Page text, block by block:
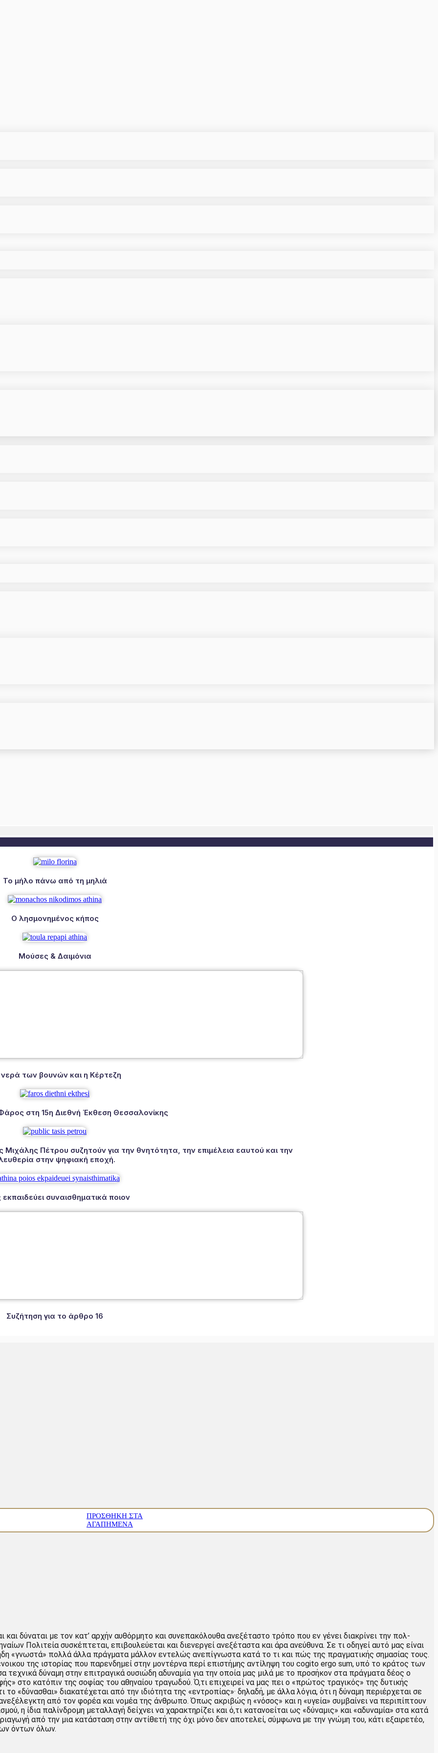
Το μήλο πάνω από τη μηλιά
Ο λησμονημένος κήπος
Μούσες & Δαιμόνια
των βουνών και η Κέρτεζη
στη 15η Διεθνή Έκθεση Θεσσαλονίκης
Πέτρου συζητούν για την θνητότητα, την επιμέλεια εαυτού και την
στην ψηφιακή εποχή.
εκπαιδεύει συναισθηματικά ποιον
Συζήτηση για το άρθρο 16
ΠΡΟΣΘΉΚΗ ΣΤΑ
ΑΓΑΠΗΜΈΝΑ
δύναται με τον κατ’ αρχήν αυθόρμητο και συνεπακόλουθα ανεξέταστο τρόπο που εν γένει διακρίνει την πολ‐
Πολιτεία συσκέπτεται, επιβουλεύεται και διενεργεί ανεξέταστα και άρα ανεύθυνα. Σε τι οδηγεί αυτό μας είναι
«γνωστά» πολλά άλλα πράγματα μάλλον εντελώς ανεπίγνωστα κατά το τι και πώς της πραγματικής σημασίας τους.
της ιστορίας που παρενδημεί στην μοντέρνα περί επιστήμης αντίληψη του cogito ergo sum, υπό το κράτος των
δύναμη στην επιτραγικά ουσιώδη αδυναμία για την οποία μας μιλά με το προσήκον στα πράγματα δέος ο
στο κατόπιν της σοφίας του αθηναίου τραγωδού. Ό,τι επιχειρεί να μας πει ο «πρώτος τραγικός» της δυτικής
«δύνασθαι» διακατέχεται από την ιδιότητα της «εντροπίας»· δηλαδή, με άλλα λόγια, ότι η δύναμη περιέρχεται σε
από τον φορέα και νομέα της άνθρωπο. Όπως ακριβώς η «νόσος» και η «υγεία» συμβαίνει να περιπίπτουν
η ίδια παλίνδρομη μεταλλαγή δείχνει να χαρακτηρίζει και ό,τι κατανοείται ως «δύναμις» και «αδυναμία» στα κατά
από την μια κατάσταση στην αντίθετή της όχι μόνο δεν αποτελεί, σύμφωνα με την γνώμη του, κάτι εξαιρετέο,
όντων όλων.